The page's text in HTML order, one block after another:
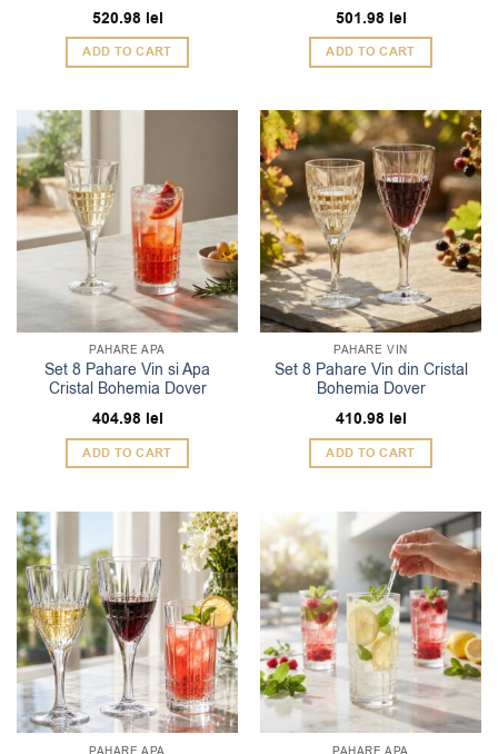
520.98 lei
ADD TO CART
501.98 lei
ADD TO CART
PAHARE APA
Set 8 Pahare Vin si Apa
Cristal Bohemia Dover
404.98 lei
ADD TO CART
PAHARE VIN
Set 8 Pahare Vin din Cristal
Bohemia Dover
410.98 lei
ADD TO CART